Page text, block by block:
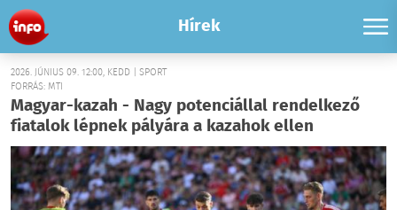
Hírek
2026. JÚNIUS 09. 12:00, KEDD | SPORT
FORRÁS: MTI
Magyar-kazah - Nagy potenciállal rendelkező
fiatalok lépnek pályára a kazahok ellen